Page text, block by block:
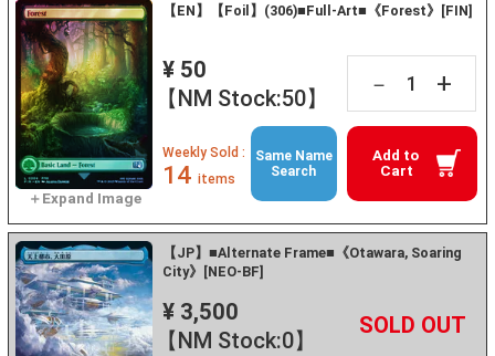
【EN】【Foil】(306)■Full-Art■《Forest》[FIN]
¥ 50
【NM Stock:50】
－ +
Add to
Cart
Weekly Sold :
14 items
Same Name
Search
【JP】■Alternate Frame■《Otawara, Soaring
City》[NEO-BF]
¥ 3,500
【NM Stock:0】
－ +